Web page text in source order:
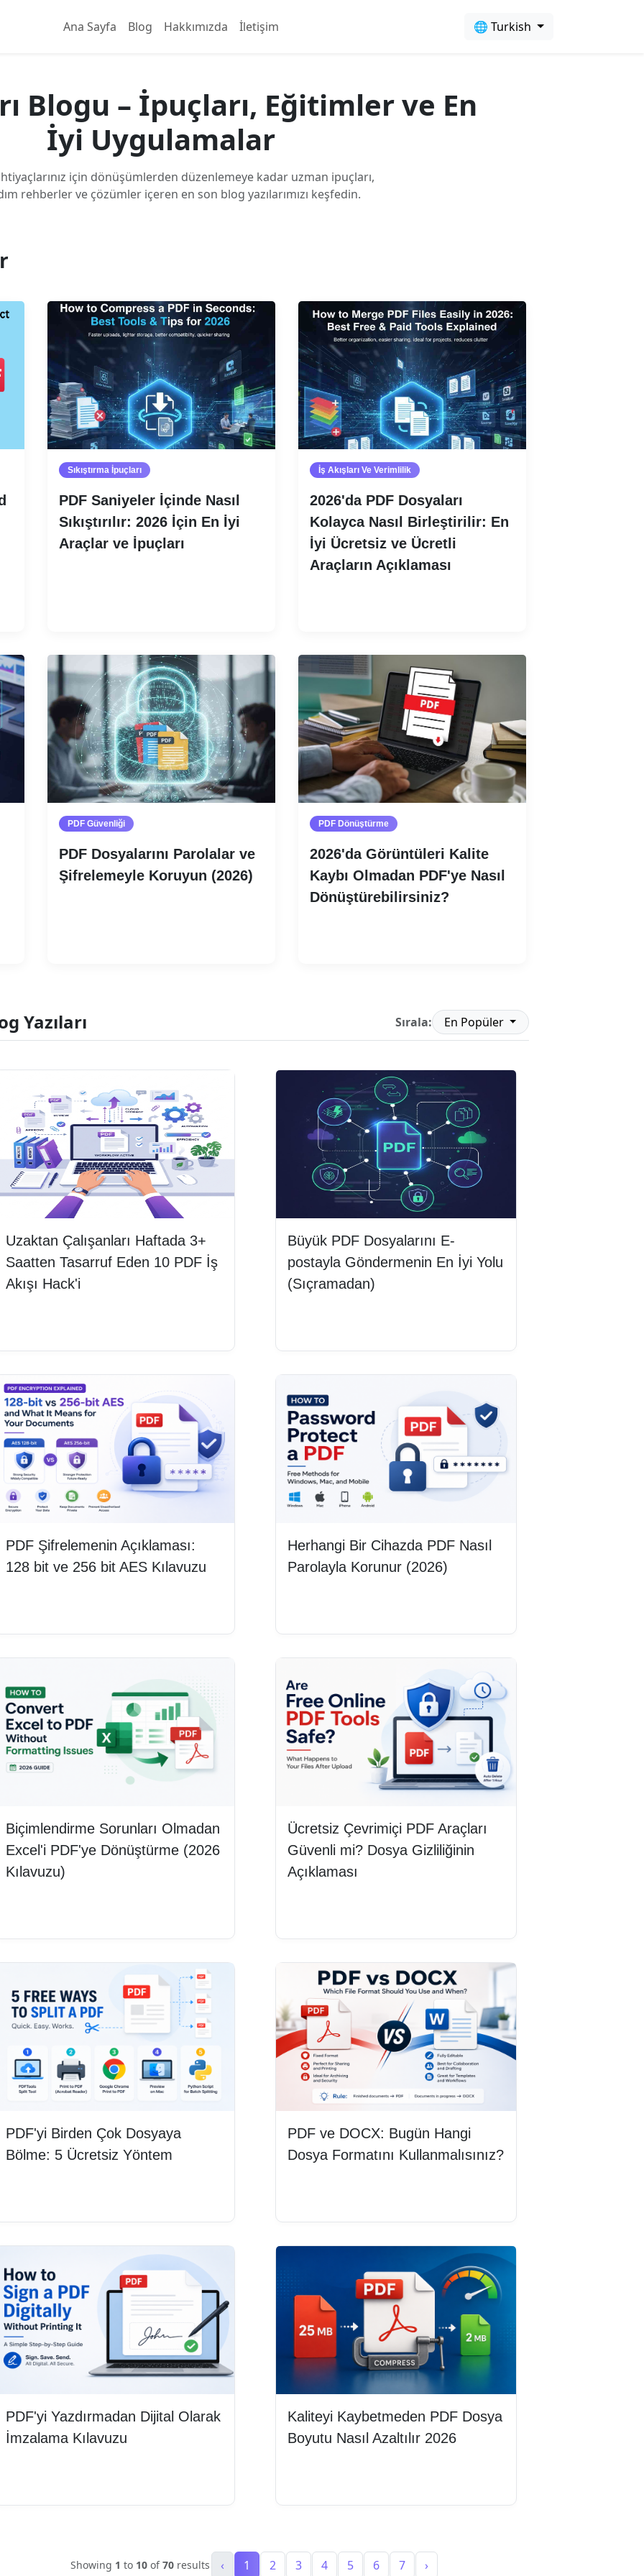
Ana Sayfa Blog Hakkımızda İletişim 🌐 Turkish
Blogu – İpuçları, Eğitimler ve En
İyi Uygulamalar
için dönüşümlerden düzenlemeye kadar uzman ipuçları,
rehberler ve çözümler içeren en son blog yazılarımızı keşfedin.
Sıkıştırma İpuçları
PDF Saniyeler İçinde Nasıl
Sıkıştırılır: 2026 İçin En İyi
Araçlar ve İpuçları
İş Akışları Ve Verimlilik
2026'da PDF Dosyaları
Kolayca Nasıl Birleştirilir: En
İyi Ücretsiz ve Ücretli
Araçların Açıklaması
PDF Güvenliği
PDF Dosyalarını Parolalar ve
Şifrelemeyle Koruyun (2026)
PDF Dönüştürme
2026'da Görüntüleri Kalite
Kaybı Olmadan PDF'ye Nasıl
Dönüştürebilirsiniz?
Yazıları Sırala: En Popüler
Uzaktan Çalışanları Haftada 3+
Saatten Tasarruf Eden 10 PDF İş
Akışı Hack'i
Büyük PDF Dosyalarını E-
postayla Göndermenin En İyi Yolu
(Sıçramadan)
PDF Şifrelemenin Açıklaması:
128 bit ve 256 bit AES Kılavuzu
Herhangi Bir Cihazda PDF Nasıl
Parolayla Korunur (2026)
Biçimlendirme Sorunları Olmadan
Excel'i PDF'ye Dönüştürme (2026
Kılavuzu)
Ücretsiz Çevrimiçi PDF Araçları
Güvenli mi? Dosya Gizliliğinin
Açıklaması
PDF'yi Birden Çok Dosyaya
Bölme: 5 Ücretsiz Yöntem
PDF ve DOCX: Bugün Hangi
Dosya Formatını Kullanmalısınız?
PDF'yi Yazdırmadan Dijital Olarak
İmzalama Kılavuzu
Kaliteyi Kaybetmeden PDF Dosya
Boyutu Nasıl Azaltılır 2026
Showing 1 to 10 of70 results ‹ 1 2 3 4 5 6 7 ›